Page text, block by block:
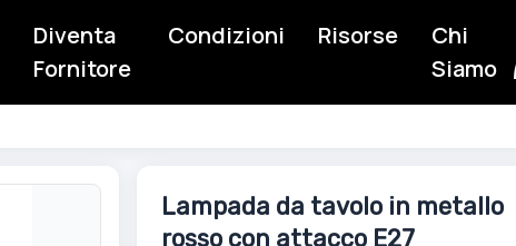
Diventa
Fornitore
Condizioni Risorse
Chi
Siamo
Vai
Lampada da tavolo in metallo
rosso con attacco E27